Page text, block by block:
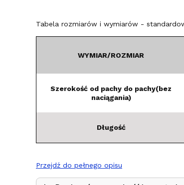
Tabela rozmiarów i wymiarów -
WYMIAR/ROZMIAR
Szerokość od pachy do pachy(bez
naciągania)
Długość
Przejdź do pełnego opisu